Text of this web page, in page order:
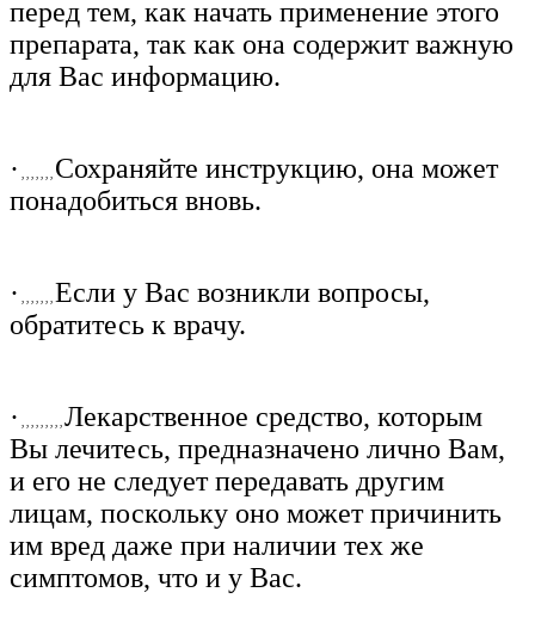
перед тем, как начать применение этого
препарата, так как она содержит важную
для Вас информацию.
· , , , , , , , Сохраняйте инструкцию, она может
понадобиться вновь.
· , , , , , , , Если у Вас возникли вопросы,
обратитесь к врачу.
· , , , , , , , , , Лекарственное средство, которым
Вы лечитесь, предназначено лично Вам,
и его не следует передавать другим
лицам, поскольку оно может причинить
им вред даже при наличии тех же
симптомов, что и у Вас.